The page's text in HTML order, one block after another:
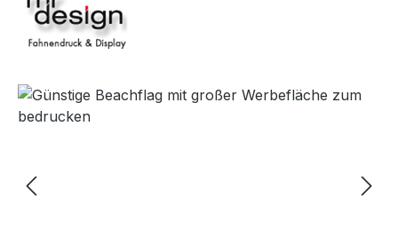
Bildergalerie überspringen